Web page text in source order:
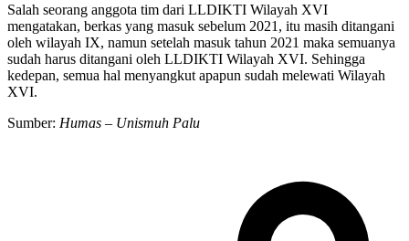
Salah seorang anggota tim dari LLDIKTI Wilayah XVI
mengatakan, berkas yang masuk sebelum 2021, itu masih ditangani
oleh wilayah IX, namun setelah masuk tahun 2021 maka semuanya
sudah harus ditangani oleh LLDIKTI Wilayah XVI. Sehingga
kedepan, semua hal menyangkut apapun sudah melewati Wilayah
XVI.
Sumber: Humas – Unismuh Palu